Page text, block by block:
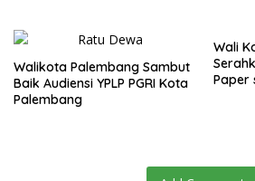
Walikota Palembang Sambut
Baik Audiensi YPLP PGRI Kota
Palembang
Wali
Paper